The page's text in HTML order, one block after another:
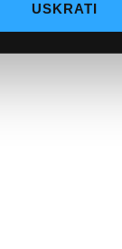
USKRATI